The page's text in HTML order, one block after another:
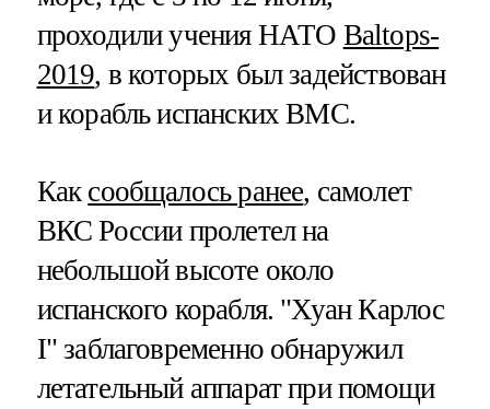
проходили учения НАТО Baltops-
2019, в которых был задействован
и корабль испанских ВМС.
Как сообщалось ранее, самолет
ВКС России пролетел на
небольшой высоте около
испанского корабля. "Хуан Карлос
I" заблаговременно обнаружил
летательный аппарат при помощи